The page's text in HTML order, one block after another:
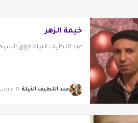
خيمة الزهر
عبد اللطيف النيلة جوق
عبد اللطيف النيلة 11 مارس 2021